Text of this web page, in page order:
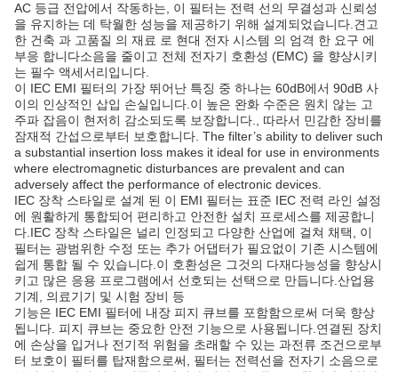
AC 등급 전압에서 작동하는, 이 필터는 전력 선의 무결성과 신뢰성
을 유지하는 데 탁월한 성능을 제공하기 위해 설계되었습니다.견고
한 건축 과 고품질 의 재료 로 현대 전자 시스템 의 엄격 한 요구 에
부응 합니다소음을 줄이고 전체 전자기 호환성 (EMC) 을 향상시키
는 필수 액세서리입니다.
이 IEC EMI 필터의 가장 뛰어난 특징 중 하나는 60dB에서 90dB 사
이의 인상적인 삽입 손실입니다.이 높은 완화 수준은 원치 않는 고
주파 잡음이 현저히 감소되도록 보장합니다., 따라서 민감한 장비를
잠재적 간섭으로부터 보호합니다. The filter’s ability to deliver such
a substantial insertion loss makes it ideal for use in environments
where electromagnetic disturbances are prevalent and can
adversely affect the performance of electronic devices.
IEC 장착 스타일로 설계 된 이 EMI 필터는 표준 IEC 전력 라인 설정
에 원활하게 통합되어 편리하고 안전한 설치 프로세스를 제공합니
다.IEC 장착 스타일은 널리 인정되고 다양한 산업에 걸쳐 채택, 이
필터는 광범위한 수정 또는 추가 어댑터가 필요없이 기존 시스템에
쉽게 통합 될 수 있습니다.이 호환성은 그것의 다재다능성을 향상시
키고 많은 응용 프로그램에서 선호되는 선택으로 만듭니다.산업용
기계, 의료기기 및 시험 장비 등
기능은 IEC EMI 필터에 내장 피지 큐브를 포함함으로써 더욱 향상
됩니다. 피지 큐브는 중요한 안전 기능으로 사용됩니다.연결된 장치
에 손상을 입거나 전기적 위험을 초래할 수 있는 과전류 조건으로부
터 보호이 필터를 탑재함으로써, 필터는 전력선을 전자기 소음으로